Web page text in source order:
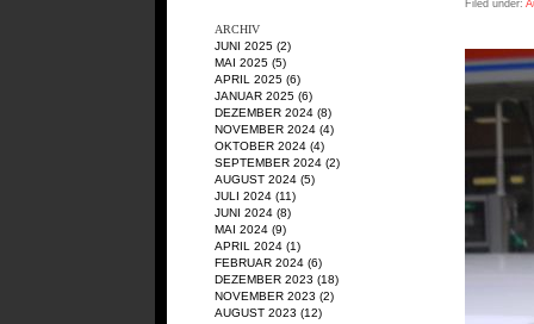
ARCHIV
JUNI 2025 (2)
MAI 2025 (5)
APRIL 2025 (6)
JANUAR 2025 (6)
DEZEMBER 2024 (8)
NOVEMBER 2024 (4)
OKTOBER 2024 (4)
SEPTEMBER 2024 (2)
AUGUST 2024 (5)
JULI 2024 (11)
JUNI 2024 (8)
MAI 2024 (9)
APRIL 2024 (1)
FEBRUAR 2024 (6)
DEZEMBER 2023 (18)
NOVEMBER 2023 (2)
AUGUST 2023 (12)
Filed under: